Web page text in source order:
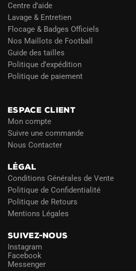
Centre d’aide
Lavage & Entretien
Flocage & Badges Officiels
Nos Maillots de Football
Guide des tailles
Politique d’expédition
Politique de paiement
ESPACE CLIENT
Mon compte
Suivre une commande
Nous Contacter
LÉGAL
Conditions Générales de Vente
Politique de Confidentialité
Politique de Retours
Mentions Légales
SUIVEZ-NOUS
Instagram
Facebook
Messenger